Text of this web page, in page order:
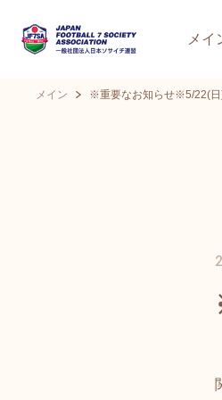
メイ
メイン ※重要なお知らせ※5/22(日